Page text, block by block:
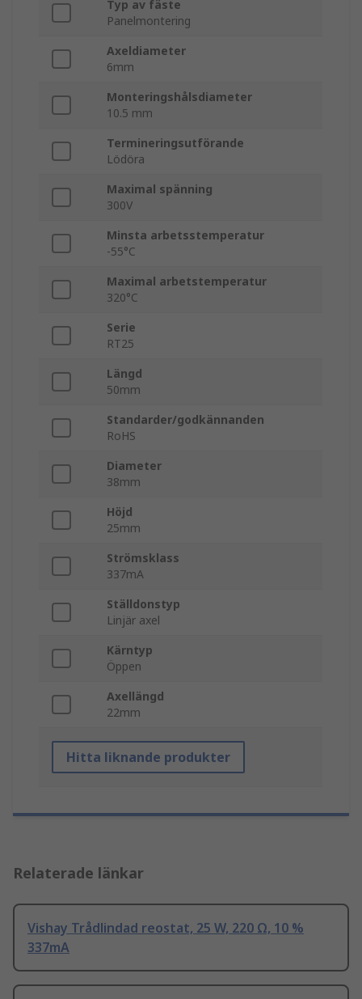
Typ av fäste
Panelmontering
Axeldiameter
6mm
Monteringshålsdiameter
10.5 mm
Termineringsutförande
Lödöra
Maximal spänning
300V
Minsta arbetsstemperatur
-55°C
Maximal arbetstemperatur
320°C
Serie
RT25
Längd
50mm
Standarder/godkännanden
RoHS
Diameter
38mm
Höjd
25mm
Strömsklass
337mA
Ställdonstyp
Linjär axel
Kärntyp
Öppen
Axellängd
22mm
Hitta liknande produkter
Relaterade länkar
Vishay Trådlindad reostat, 25 W, 220 Ω, 10 %
337mA